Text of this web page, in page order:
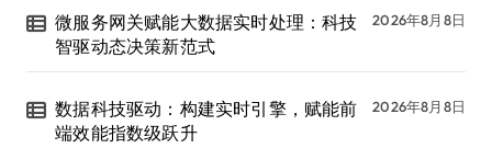
微服务网关赋能大数据实时处理：科技
智驱动态决策新范式
2026年8月8日
数据科技驱动：构建实时引擎，赋能前
端效能指数级跃升
2026年8月8日